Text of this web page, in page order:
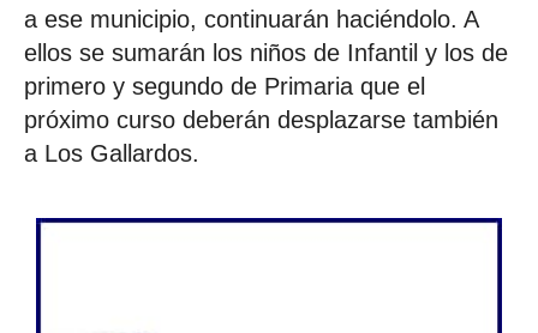
a ese municipio, continuarán haciéndolo. A
ellos se sumarán los niños de Infantil y los de
primero y segundo de Primaria que el
próximo curso deberán desplazarse también
a Los Gallardos.